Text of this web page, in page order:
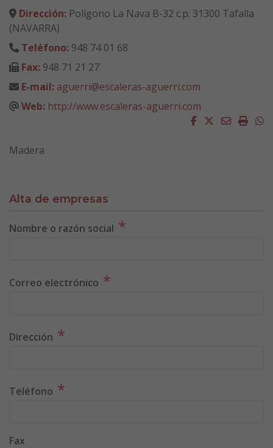
Dirección: Polígono La Nava B-32 c.p. 31300 Tafalla
(NAVARRA)
Teléfono: 948 74 01 68
Fax: 948 71 21 27
E-mail: aguerri@escaleras-aguerri.com
Web: http://www.escaleras-aguerri.com
Facebook
Twitter
Email
Madera
Alta de empresas
Nombre o razón social *
Correo electrónico *
Dirección *
Teléfono *
Fax